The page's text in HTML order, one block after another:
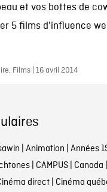
et vos bottes de
5 films d'influence
Films | 16 avril 2014
Animation Années
| CAMPUS| Canada
direct| Cinéma